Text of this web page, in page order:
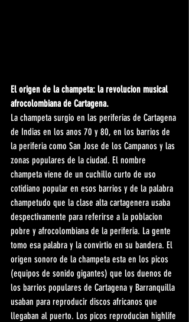
El origen de la champeta: la revolucion musical
afrocolombiana de Cartagena.
La champeta surgio en las periferias de Cartagena
de Indias en los anos 70 y 80, en los barrios de
la periferia como San Jose de los Campanos y las
zonas populares de la ciudad. El nombre
champeta viene de un cuchillo curto de uso
cotidiano popular en esos barrios y de la palabra
champetudo que la clase alta cartagenera usaba
despectivamente para referirse a la poblacion
pobre y afrocolombiana de la periferia. La gente
tomo esa palabra y la convirtio en su bandera. El
origen sonoro de la champeta esta en los picos
(equipos de sonido gigantes) que los duenos de
los barrios populares de Cartagena y Barranquilla
usaban para reproducir discos africanos que
llegaban al puerto. Los picos reproducian highlife